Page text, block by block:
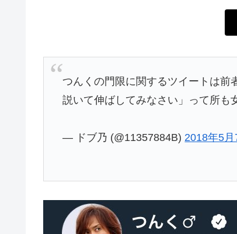
つんくの門限に関するツイートは前
説いて伸ばしてみなさい」って所も
— ドブ乃 (@11357884B) 2018年5月